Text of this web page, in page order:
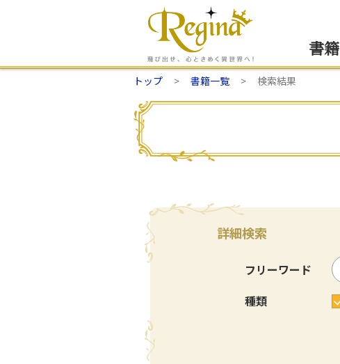
書籍
トップ 書籍一覧 検索結果
詳細検索
フリーワード
種類